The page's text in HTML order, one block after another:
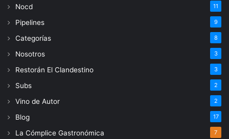
Nocd 11
Pipelines 9
Categorías 8
Nosotros 3
Restorán El Clandestino 3
Subs 2
Vino de Autor 2
Blog 17
La Cómplice Gastronómica 7